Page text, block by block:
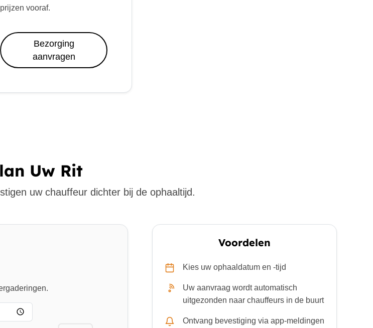
prijzen vooraf.
Bezorging
aanvragen
Uw Rit
uw chauffeur dichter bij de ophaaltijd.
Voordelen
Kies uw ophaaldatum en -tijd
Uw aanvraag wordt automatisch
uitgezonden naar chauffeurs in de buurt
Ontvang bevestiging via app-meldingen